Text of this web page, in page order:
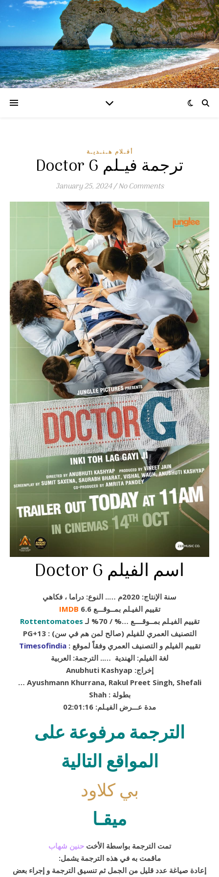
أفـلام هـنـديـة
Doctor G ترجمة فيـلم
January 25, 2024/No Comments
Doctor G اسم الفيلم
سنة الإنتاج: 2020م ….. النوع: دراما ، فكاهي
IMDB
تقييم الفيـلم بمــوقـــع 6.6
Rottentomatoes
تقييم الفيـلم بمــوقــــع …% / 70% لـ
PG+13 : (التصنيف العمري للفيلم (صالح لمن هم في سن
Timesofindia
: تقييم الفيلم و التصنيف العمري وفقاً لموقع
لغة الفيلم: الهندية ….. الترجمة: العربية
Anubhuti Kashyap :إخراج
… Ayushmann Khurrana, Rakul Preet Singh, Shefali
Shah : بطولة
02:01:16 :مدة عـــرض الفيـلم
الترجمة مرفوعة على
المواقع التالية
بي كلاود
ميقـا
تمت الترجمة بواسطة الأختحنين شهاب
:ماقمت به في هذه الترجمة يشمل
إعادة صياغة عدد قليل من الجمل ثم تنسيق الترجمة و إجراء بعض